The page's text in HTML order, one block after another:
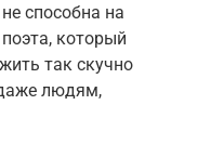
способна на
который
так скучно
людям,